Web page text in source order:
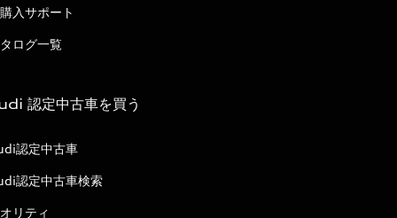
入サポート
ログ一覧
認定中古車を買う
認定中古車
認定中古車検索
リティ